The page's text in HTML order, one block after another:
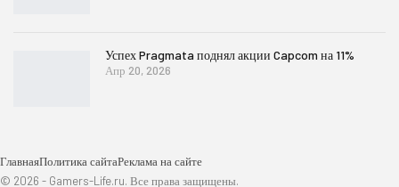
Успех Pragmata поднял акции Capcom на 11%
Апр 20, 2026
ГлавнаяПолитика сайтаРеклама на сайте
© 2026 - Gamers-Life.ru. Все права защищены.